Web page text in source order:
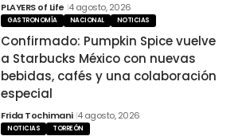
PLAYERS of Life 4 agosto, 2026
GASTRONOMÍA NACIONAL NOTICIAS
Confirmado: Pumpkin Spice vuelve
a Starbucks México con nuevas
bebidas, cafés y una colaboración
especial
Frida Tochimani 4 agosto, 2026
NOTICIAS TORREÓN